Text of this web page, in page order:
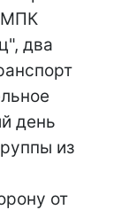
МПК
два
день
из
от